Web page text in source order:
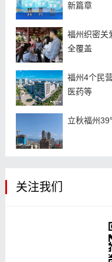
新篇章
福州织密关
全覆盖
福州4个民
医药等
立秋福州
关注我们